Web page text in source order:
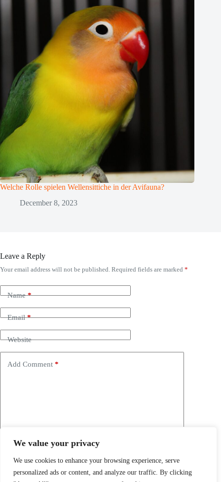
We value your privacy
We use cookies to enhance your browsing experience, serve
personalized ads or content, and analyze our traffic. By clicking
Welche Rolle spielen Wellensittiche in der Avifauna?
December 8, 2023
Leave a Reply
Your email address will not be published. Required fields are marked *
Name*
Email*
Website
Add Comment *
Save my name, email and website in this browser for the
next time I comment.